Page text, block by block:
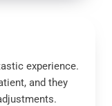
experience.
and they